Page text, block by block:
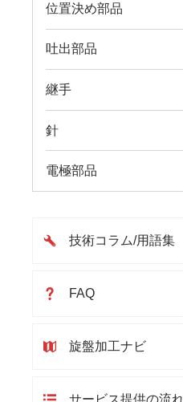
位置決め部品
吐出部品
継手
針
電極部品
技術コラム/用語集
FAQ
旋盤加工ナビ
サービス提供の流れ